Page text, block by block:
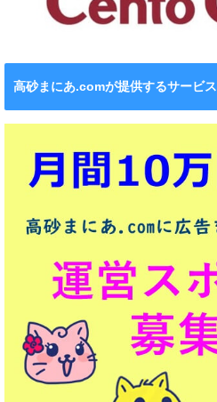
高砂まにあ.comが提供するサービス